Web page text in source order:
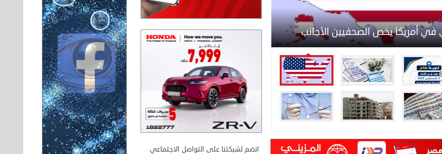
انضم لشبكتنا على التواصل الاجتماعي
إجراء أمني رسمي في أمريكا يخص الصحفيين الأجانب
التكييف قد يضاعف فاتورة الكهرباء..
الاستهلاك وطرق بسيطة لتقليلها"